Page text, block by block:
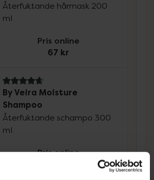
Återfuktande hårmask 200
ml
Pris online
67 kr
4.8 av 5 i omdöme
By Veira Moisture
Shampoo
Återfuktande schampo 300
ml
Pris online